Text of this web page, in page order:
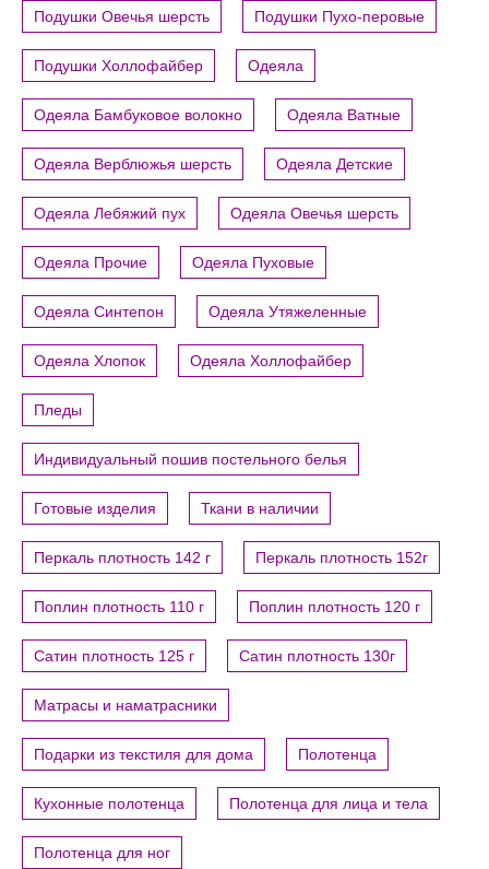
Подушки Овечья шерсть Подушки Пухо-перовые
Подушки Холлофайбер Одеяла
Одеяла Бамбуковое волокно Одеяла Ватные
Одеяла Верблюжья шерсть Одеяла Детские
Одеяла Лебяжий пух Одеяла Овечья шерсть
Одеяла Прочие Одеяла Пуховые
Одеяла Синтепон Одеяла Утяжеленные
Одеяла Хлопок Одеяла Холлофайбер
Пледы
Индивидуальный пошив постельного белья
Готовые изделия Ткани в наличии
Перкаль плотность 142 г Перкаль плотность 152г
Поплин плотность 110 г Поплин плотность 120 г
Сатин плотность 125 г Сатин плотность 130г
Матрасы и наматрасники
Подарки из текстиля для дома Полотенца
Кухонные полотенца Полотенца для лица и тела
Полотенца для ног